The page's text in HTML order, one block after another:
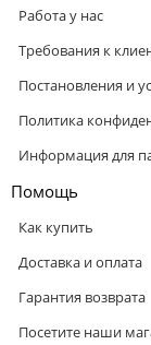
Работа у нас
Требования к
Постановления и
Политика
Информация для
Помощь
Как купить
Доставка и оплата
Гарантия возврата
Посетите наши